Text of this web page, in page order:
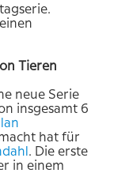
Tieren
neue Serie
insgesamt 6
hat für
. Die erste
in einem